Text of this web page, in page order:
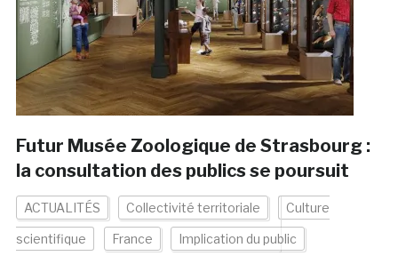
Futur Musée Zoologique de Strasbourg :
la consultation des publics se poursuit
ACTUALITÉS Collectivité territoriale Culture
scientifique France Implication du public